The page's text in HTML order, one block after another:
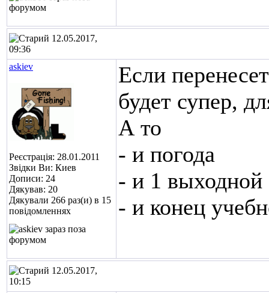
12.05.2017,
09:36
askiev
Реєстрація: 28.01.2011
Звідки Ви: Киев
Дописи: 24
Дякував: 20
Дякували 266 раз(и) в 15
повідомленнях
Если
будет супер,
А то
- и погода
- и 1 выходной
- и конец
12.05.2017,
10:15